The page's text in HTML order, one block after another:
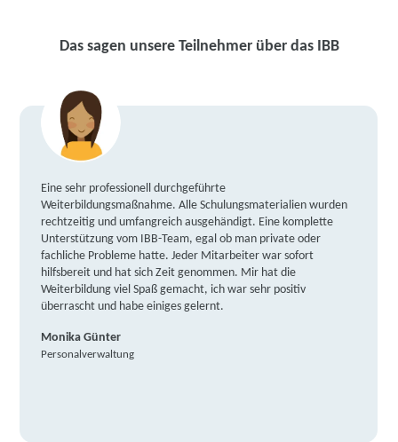
Das sagen unsere Teilnehmer über das IBB
Eine sehr professionell durchgeführte
Weiterbildungsmaßnahme. Alle Schulungsmaterialien wurden
rechtzeitig und umfangreich ausgehändigt. Eine komplette
Unterstützung vom IBB-Team, egal ob man private oder
fachliche Probleme hatte. Jeder Mitarbeiter war sofort
hilfsbereit und hat sich Zeit genommen. Mir hat die
Weiterbildung viel Spaß gemacht, ich war sehr positiv
überrascht und habe einiges gelernt.
Monika Günter
Personalverwaltung